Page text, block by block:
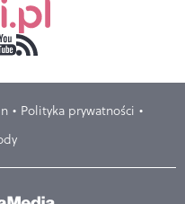
Polityka prywatności